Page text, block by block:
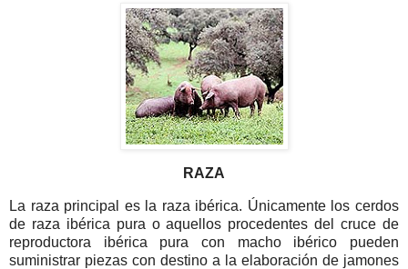
RAZA
La raza principal es la raza ibérica. Únicamente los cerdos
de raza ibérica pura o aquellos procedentes del cruce de
reproductora ibérica pura con macho ibérico pueden
suministrar piezas con destino a la elaboración de jamones